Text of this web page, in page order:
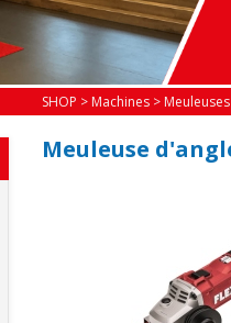
SHOP > Machines >
Meuleuse